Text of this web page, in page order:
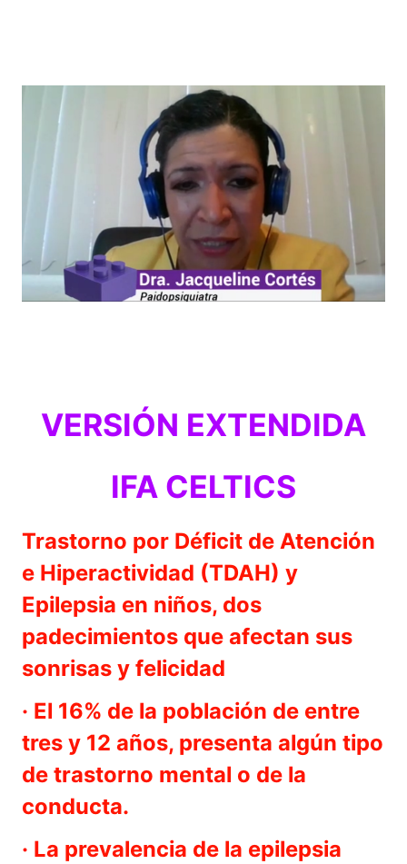
VERSIÓN EXTENDIDA
IFA CELTICS
Trastorno por Déficit de Atención
e Hiperactividad (TDAH) y
Epilepsia en niños, dos
padecimientos que afectan sus
sonrisas y felicidad
· El 16% de la población de entre
tres y 12 años, presenta algún tipo
de trastorno mental o de la
conducta.
· La prevalencia de la epilepsia